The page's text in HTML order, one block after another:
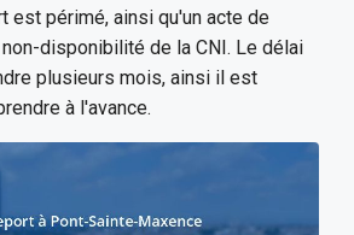
est périmé, ainsi qu'un acte de
disponibilité de la CNI. Le délai
plusieurs mois, ainsi il est
à l'avance.